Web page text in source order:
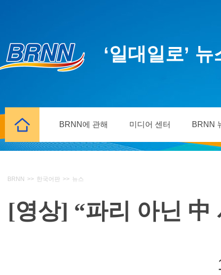
‘일대일로’
BRNN에 관해 미디어 센터 BRNN
BRNN >> 한국어판 >> 뉴스
[영상] “파리 아닌 中